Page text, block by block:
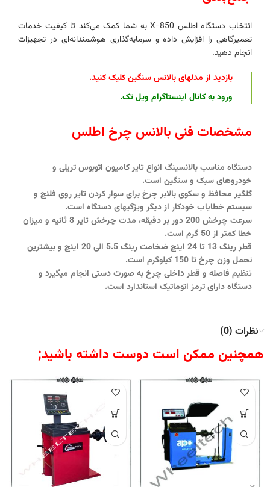
انتخاب دستگاه اطلس X-850 به شما کمک می‌کند تا کیفیت خدمات
تعمیرگاهی را افزایش داده و سرمایه‌گذاری هوشمندانه‌ای در تجهیزات
انجام دهید.
بازدید از مدلهای بالانس سنگین کلیک کنید.
ورود به کانال اینستاگرام ویل تک.
مشخصات فنی بالانس چرخ اطلس
دستگاه مناسب بالانسینگ انواع تایر کامیون اتوبوس تریلی و
خودروهای سبک و سنگین است.
گلگیر محافظ و سکوی بالابر چرخ برای سوار کردن تایر روی فلنچ و
سیستم خطایاب خودکار از دیگر ویژگیهای دستگاه است.
سرعت چرخش 200 دور بر دقیقه، مدت چرخش تایر 8 ثانیه و میزان
خطا کمتر از 50 گرم است.
قطر رینگ 13 تا 24 اینچ ضخامت رینگ 5.5 الی 20 اینچ و بیشترین
تحمل وزن چرخ تا 150 کیلوگرم است.
تنظیم فاصله و قطر داخلی چرخ به صورت دستی انجام میگیرد و
دستگاه دارای ترمز اتوماتیک استاندارد است.
نظرات (0)
همچنین ممکن است دوست داشته باشید;